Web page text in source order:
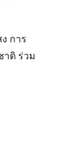
การ
ติ ร่วม